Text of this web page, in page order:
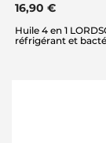
16,90 €
Huile 4 en 1
réfrigérant et